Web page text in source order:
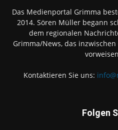
Das Medienportal Grimma
2014. Sören Müller begann
dem regionalen
Grimma/News, das
Kontaktieren Sie uns:
Folgen